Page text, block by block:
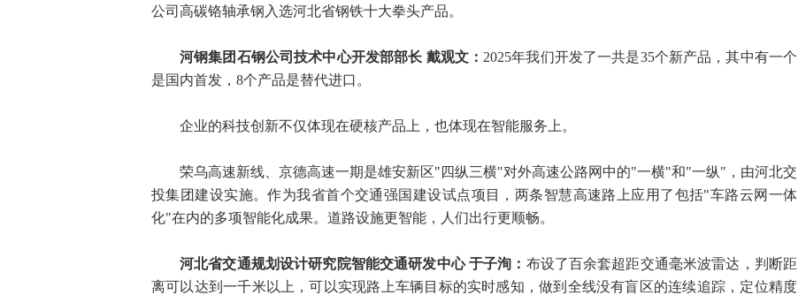
公司高碳铬轴承钢入选河北省钢铁十大拳头产品。
河钢集团石钢公司技术中心开发部部长 戴观文： 2025年我们开发了一共是35个新产品，其中有一个
是国内首发，8个产品是替代进口。
企业的科技创新不仅体现在硬核产品上，也体现在智能服务上。
荣乌高速新线、京德高速一期是雄安新区"四纵三横"对外高速公路网中的"一横"和"一纵"，由河北交
投集团建设实施。作为我省首个交通强国建设试点项目，两条智慧高速路上应用了包括"车路云网一体
化"在内的多项智能化成果。道路设施更智能，人们出行更顺畅。
河北省交通规划设计研究院智能交通研发中心 于子洵： 布设了百余套超距交通毫米波雷达，判断距
离可以达到一千米以上，可以实现路上车辆目标的实时感知，做到全线没有盲区的连续追踪，定位精度